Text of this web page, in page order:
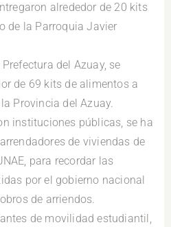
alrededor de 20 kits
de la Parroquia Javier
del Azuay, se
de 69 kits de alimentos a
Provincia del Azuay.
instituciones públicas, se ha
de viviendas de
para recordar las
por el gobierno nacional
de arriendos.
de movilidad estudiantil,